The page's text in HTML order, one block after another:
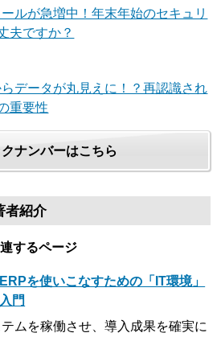
ルが急増中！年末年始のセキュリ
夫ですか？
データが丸見えに！？再認識され
重要性
ナンバーはこちら
者紹介
するページ
ERPを使いこなすための「IT環境」
入門
ムを稼働させ、導入成果を確実に